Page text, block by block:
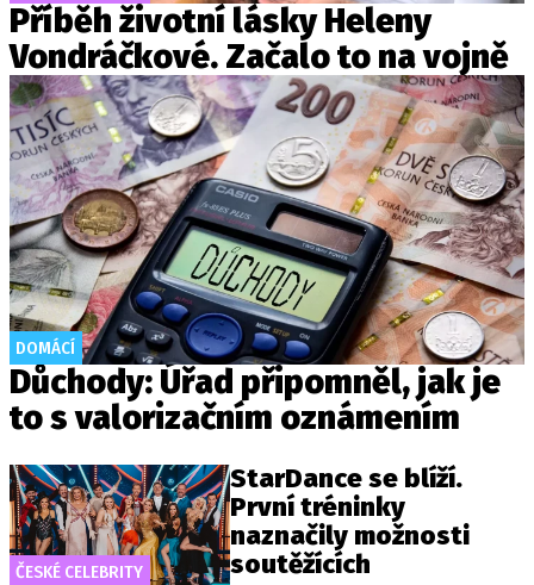
Příběh životní lásky Heleny
Vondráčkové. Začalo to na vojně
DOMÁCÍ
Důchody: Úřad připomněl, jak je
to s valorizačním oznámením
ČESKÉ CELEBRITY
StarDance se blíží.
První tréninky
naznačily možnosti
soutěžících